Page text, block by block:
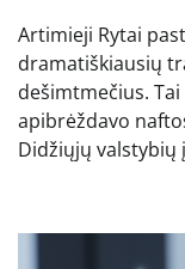
Artimieji Rytai
dramatiškiausių
dešimtmečius.
apibrėždavo
Didžiųjų valstybių